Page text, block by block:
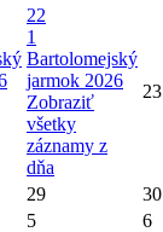
22
1
Bartolomejský
jarmok 2026
Zobraziť
všetky
záznamy z
dňa
23
29
30
5 6